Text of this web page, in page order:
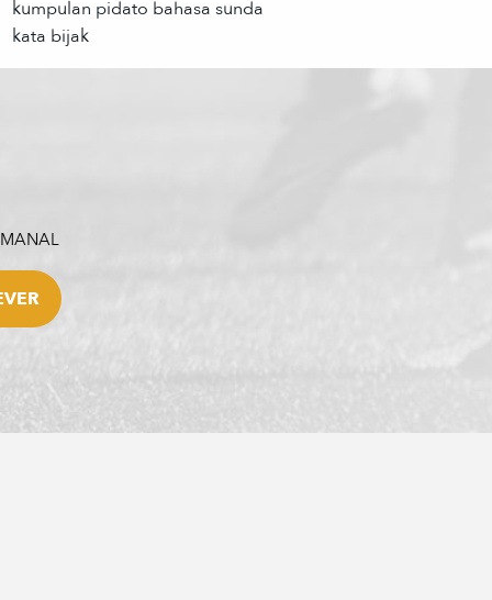
kumpulan pidato bahasa sunda
kata bijak